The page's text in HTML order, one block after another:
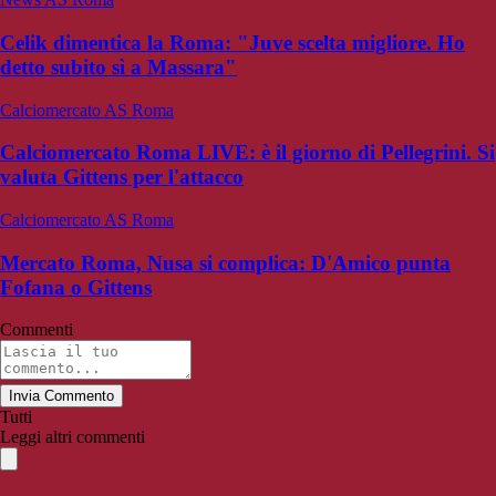
Celik dimentica la Roma: "Juve scelta migliore. Ho
detto subito sì a Massara"
Calciomercato AS Roma
Calciomercato Roma LIVE: è il giorno di Pellegrini. Si
valuta Gittens per l'attacco
Calciomercato AS Roma
Mercato Roma, Nusa si complica: D'Amico punta
Fofana o Gittens
Commenti
Invia Commento
Tutti
Leggi altri commenti